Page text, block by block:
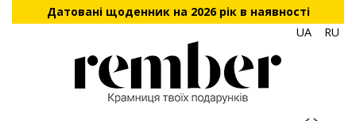
Датовані щоденник на 2026 рік в наявності
UA
RU